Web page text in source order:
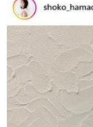
リリース